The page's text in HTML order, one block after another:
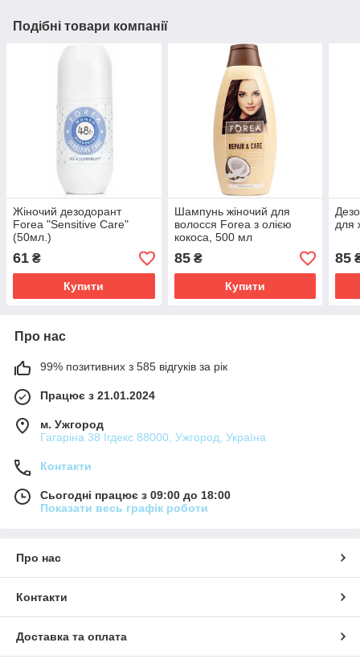
Подібні товари компанії
Жіночий дезодорант
Forea "Sensitive Care"
(50мл.)
61 ₴
Купити
Шампунь жіночий для
волосся Forea з олією
кокоса, 500 мл
85₴
Купити
для
85
Про нас
99% позитивних з 585 відгуків за рік
Працює з 21.01.2024
м. Ужгород
Гагаріна 38 Ігдекс 88000, Ужгород, Україна
Контакти
Сьогодні працює з 09:00 до 18:00
Показати весь графік роботи
Про нас
Контакти
Доставка та оплата